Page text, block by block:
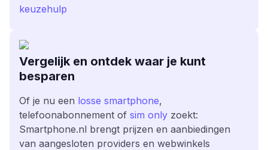
keuzehulp
Vergelijk en ontdek waar je kunt
besparen
Of je nu een losse smartphone,
telefoonabonnement of sim only zoekt:
Smartphone.nl brengt prijzen en aanbiedingen
van aangesloten providers en webwinkels